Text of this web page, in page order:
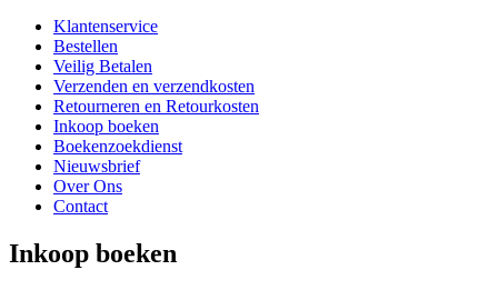
Klantenservice
Bestellen
Veilig Betalen
Verzenden en verzendkosten
Retourneren en Retourkosten
Inkoop boeken
Boekenzoekdienst
Nieuwsbrief
Over Ons
Contact
Inkoop boeken